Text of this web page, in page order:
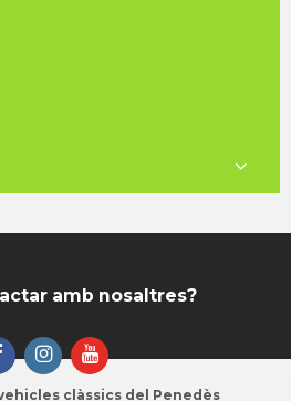
amb nosaltres?
FacebookInstagramYouTube
clàssics del Penedès